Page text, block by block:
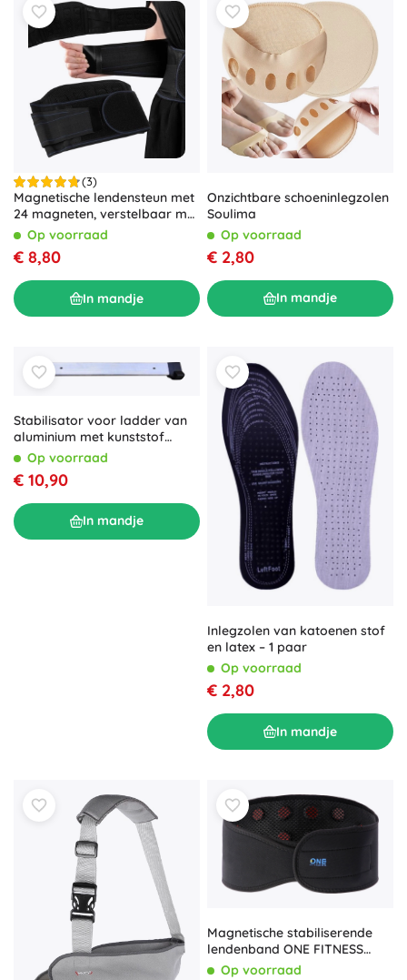
(3)
Magnetische lendensteun met
24 magneten, verstelbaar met
klittenband 110 × 20 cm
Op voorraad
€ 8,80
In mandje
Onzichtbare schoeninlegzolen
Soulima
Op voorraad
€ 2,80
In mandje
Stabilisator voor ladder van
aluminium met kunststof
uiteinden
Op voorraad
€ 10,90
In mandje
Inlegzolen van katoenen stof
en latex – 1 paar
Op voorraad
€ 2,80
In mandje
Magnetische stabiliserende
lendenband ONE FITNESS
PS168Op voorraad